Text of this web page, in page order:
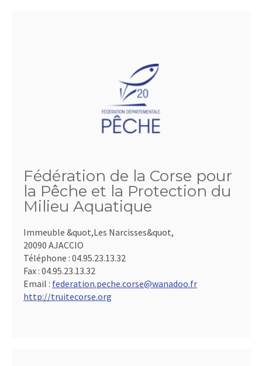
Fédération de la Corse pour
la Pêche et la Protection du
Milieu Aquatique
Immeuble &quot,Les Narcisses&quot,
20090 AJACCIO
Téléphone : 04.95.23.13.32
Fax : 04.95.23.13.32
Email : federation.peche.corse@wanadoo.fr
http://truitecorse.org